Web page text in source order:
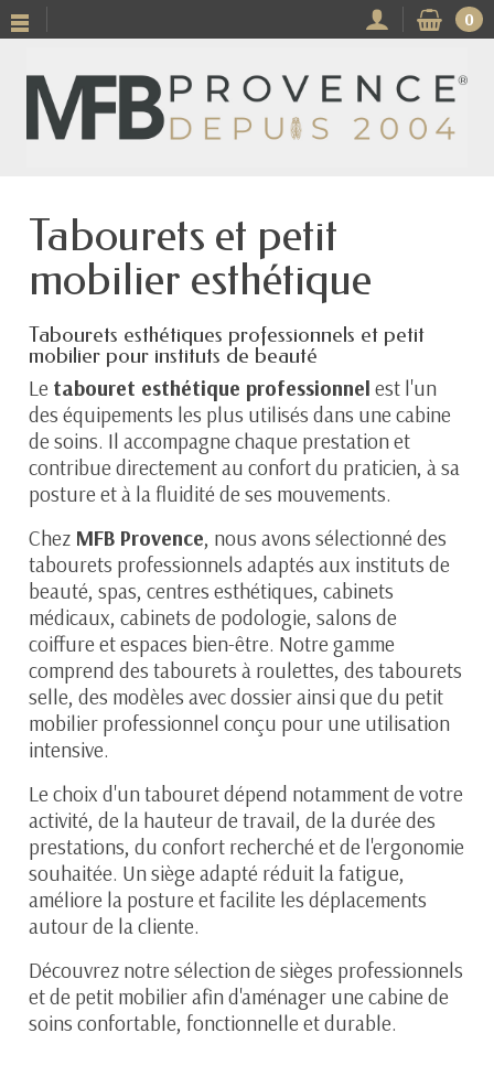
0
Tabourets et petit
mobilier esthétique
Tabourets esthétiques professionnels et petit
mobilier pour instituts de beauté
Le tabouret esthétique professionnel est l'un
des équipements les plus utilisés dans une cabine
de soins. Il accompagne chaque prestation et
contribue directement au confort du praticien, à sa
posture et à la fluidité de ses mouvements.
Chez MFB Provence, nous avons sélectionné des
tabourets professionnels adaptés aux instituts de
beauté, spas, centres esthétiques, cabinets
médicaux, cabinets de podologie, salons de
coiffure et espaces bien-être. Notre gamme
comprend des tabourets à roulettes, des tabourets
selle, des modèles avec dossier ainsi que du petit
mobilier professionnel conçu pour une utilisation
intensive.
Le choix d'un tabouret dépend notamment de votre
activité, de la hauteur de travail, de la durée des
prestations, du confort recherché et de l'ergonomie
souhaitée. Un siège adapté réduit la fatigue,
améliore la posture et facilite les déplacements
autour de la cliente.
Découvrez notre sélection de sièges professionnels
et de petit mobilier afin d'aménager une cabine de
soins confortable, fonctionnelle et durable.